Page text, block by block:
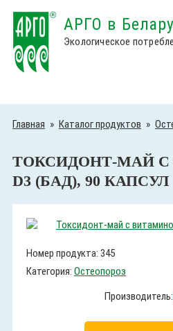
АРГО в
Экологическое
Главная » Каталог продуктов »
ТОКСИДОНТ-МАЙ
D3 (БАД), 90 КАПСУЛ
Номер продукта: 345
Категория: Остеопороз
Производитель: